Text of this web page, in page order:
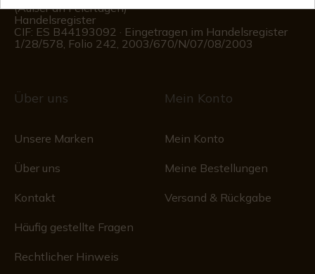
(Außer an Feiertagen)
Handelsregister
CIF: ES B44193092 · Eingetragen im Handelsregister
1/28/578, Folio 242, 2003/670/N/07/08/2003
Über uns
Unsere Marken
Über uns
Kontakt
Häufig gestellte Fragen
Rechtlicher Hinweis
Mein Konto
Mein Konto
Meine Bestellungen
Versand & Rückgabe